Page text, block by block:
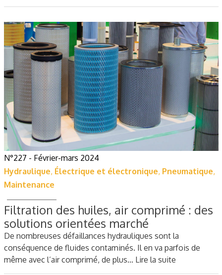
N°227 - Février-mars 2024
Hydraulique, Électrique et électronique, Pneumatique,
Maintenance
Filtration des huiles, air comprimé : des
solutions orientées marché
De nombreuses défaillances hydrauliques sont la
conséquence de fluides contaminés. Il en va parfois de
même avec l’air comprimé, de plus… Lire la suite